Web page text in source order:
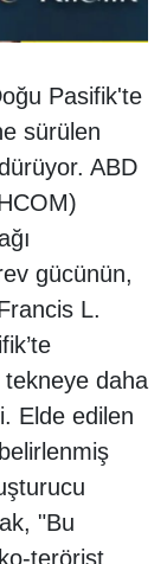
Pasifik'te
sürülen
ABD
gücünün,
L.
tekneye daha
Elde edilen
"Bu
terörist